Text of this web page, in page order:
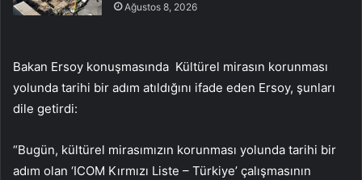
Ağustos 8, 2026
Bakan Ersoy konuşmasında Kültürel mirasın korunması
yolunda tarihi bir adım atıldığını ifade eden Ersoy, şunları
dile getirdi:
“Bugün, kültürel mirasımızın korunması yolunda tarihi bir
adım olan ‘ICOM Kırmızı Liste – Türkiye’ çalışmasının